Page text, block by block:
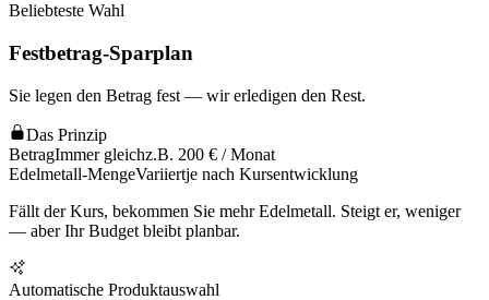
Beliebteste Wahl
Festbetrag-Sparplan
Sie legen den Betrag fest — wir erledigen den Rest.
Das Prinzip
BetragImmer gleichz.B. 200 € / Monat
Edelmetall-MengeVariiertje nach Kursentwicklung
Fällt der Kurs, bekommen Sie mehr Edelmetall. Steigt er, weniger
— aber Ihr Budget bleibt planbar.
Automatische Produktauswahl